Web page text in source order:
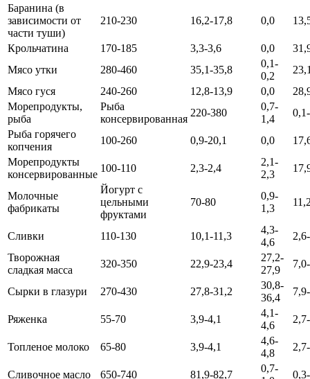
Баранина (в
зависимости от
части туши)
210-230 16,2-17,8 0,0
Крольчатина 170-185 3,3-3,6 0,0
Мясо утки
280-460 35,1-35,8
0,1-
0,2
Мясо гуся
240-260 12,8-13,9 0,0
Морепродукты,
рыба
Рыба
консервированная
220-380
0,7-
1,4
Рыба горячего
копчения
100-260 0,9-20,1 0,0
Морепродукты
консервированные
100-110 2,3-2,4
2,1-
2,3
Молочные
фабрикаты
Йогурт с
цельными
фруктами
70-80
0,9-
1,3
Сливки 110-130 10,1-11,3
4,3-
4,6
Творожная
сладкая масса
320-350 22,9-23,4
27,2-
27,9
Сырки в глазури 270-430 27,8-31,2
30,8-
36,4
Ряженка 55-70 3,9-4,1
4,1-
4,6
Топленое молоко 65-80 3,9-4,1
4,6-
4,8
Сливочное масло 650-740 81,9-82,7
0,7-